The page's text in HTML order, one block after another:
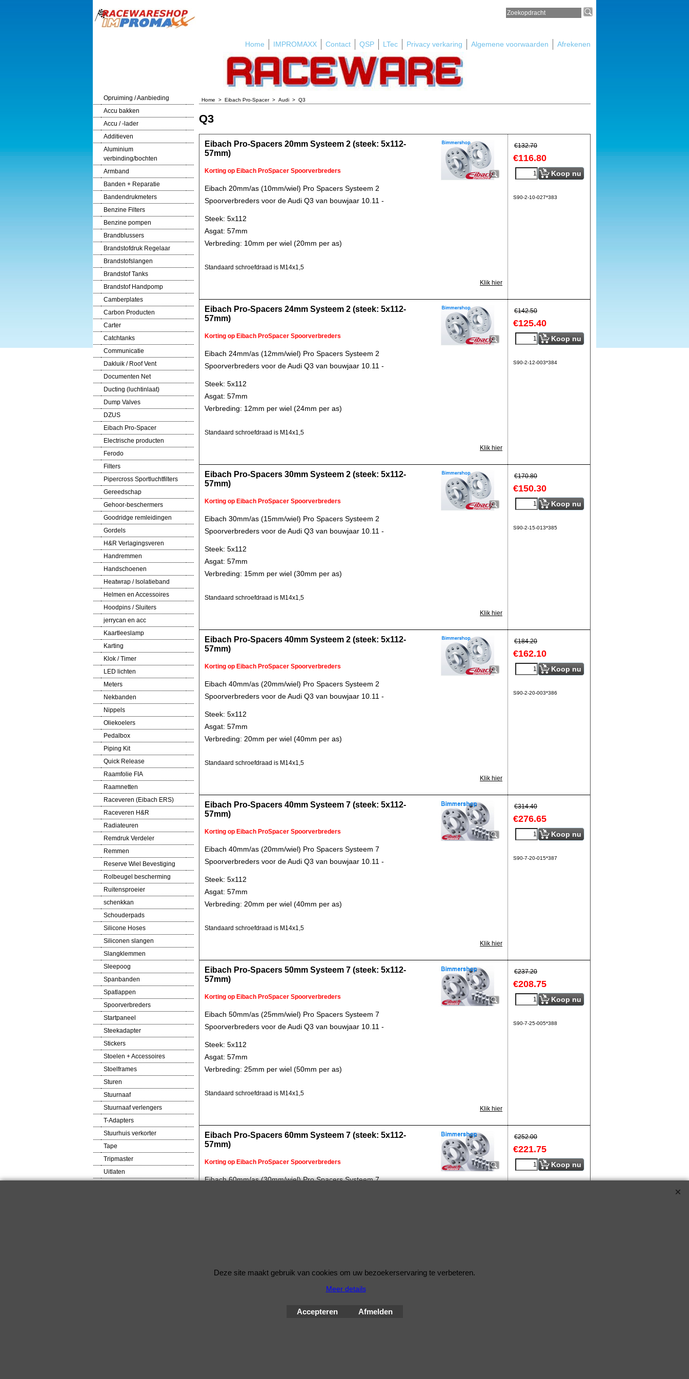
Home IMPROMAXX Contact QSP LTec Privacy verkaring Algemene voorwaarden Afrekenen
Opruiming / Aanbieding
Accu bakken
Accu / -lader
Additieven
Aluminium
verbinding/bochten
Armband
Banden + Reparatie
Bandendrukmeters
Benzine Filters
Benzine pompen
Brandblussers
Brandstofdruk Regelaar
Brandstofslangen
Brandstof Tanks
Brandstof Handpomp
Camberplates
Carbon Producten
Carter
Catchtanks
Communicatie
Dakluik / Roof Vent
Documenten Net
Ducting (luchtinlaat)
Dump Valves
DZUS
Eibach Pro-Spacer
Electrische producten
Ferodo
Filters
Pipercross Sportluchtfilters
Gereedschap
Gehoor-beschermers
Goodridge remleidingen
Gordels
H&R Verlagingsveren
Handremmen
Handschoenen
Heatwrap / Isolatieband
Helmen en Accessoires
Hoodpins / Sluiters
jerrycan en acc
Kaartleeslamp
Karting
Klok / Timer
LED lichten
Meters
Nekbanden
Nippels
Oliekoelers
Pedalbox
Piping Kit
Quick Release
Raamfolie FIA
Raamnetten
Raceveren (Eibach ERS)
Raceveren H&R
Radiateuren
Remdruk Verdeler
Remmen
Reserve Wiel Bevestiging
Rolbeugel bescherming
Ruitensproeier
schenkkan
Schouderpads
Silicone Hoses
Siliconen slangen
Slangklemmen
Sleepoog
Spanbanden
Spatlappen
Spoorverbreders
Startpaneel
Steekadapter
Stickers
Stoelen + Accessoires
Stoelframes
Sturen
Stuurnaaf
Stuurnaaf verlengers
T-Adapters
Stuurhuis verkorter
Tape
Tripmaster
Uitlaten
Home > Eibach Pro-Spacer> Audi > Q3
Q3
€132.70
€116.80
Koop nu
S90-2-10-027*383
Eibach Pro-Spacers 20mm Systeem 2 (steek: 5x112-
57mm)
Korting op Eibach ProSpacer Spoorverbreders
Eibach 20mm/as (10mm/wiel) Pro Spacers Systeem 2
Spoorverbreders voor de Audi Q3 van bouwjaar 10.11 -
Steek: 5x112
Asgat: 57mm
Verbreding: 10mm per wiel (20mm per as)
Standaard schroefdraad is M14x1,5
Klik hier
€142.50
€125.40
Koop nu
S90-2-12-003*384
Eibach Pro-Spacers 24mm Systeem 2 (steek: 5x112-
57mm)
Korting op Eibach ProSpacer Spoorverbreders
Eibach 24mm/as (12mm/wiel) Pro Spacers Systeem 2
Spoorverbreders voor de Audi Q3 van bouwjaar 10.11 -
Steek: 5x112
Asgat: 57mm
Verbreding: 12mm per wiel (24mm per as)
Standaard schroefdraad is M14x1,5
Klik hier
€170.80
€150.30
Koop nu
S90-2-15-013*385
Eibach Pro-Spacers 30mm Systeem 2 (steek: 5x112-
57mm)
Korting op Eibach ProSpacer Spoorverbreders
Eibach 30mm/as (15mm/wiel) Pro Spacers Systeem 2
Spoorverbreders voor de Audi Q3 van bouwjaar 10.11 -
Steek: 5x112
Asgat: 57mm
Verbreding: 15mm per wiel (30mm per as)
Standaard schroefdraad is M14x1,5
Klik hier
€184.20
€162.10
Koop nu
S90-2-20-003*386
Eibach Pro-Spacers 40mm Systeem 2 (steek: 5x112-
57mm)
Korting op Eibach ProSpacer Spoorverbreders
Eibach 40mm/as (20mm/wiel) Pro Spacers Systeem 2
Spoorverbreders voor de Audi Q3 van bouwjaar 10.11 -
Steek: 5x112
Asgat: 57mm
Verbreding: 20mm per wiel (40mm per as)
Standaard schroefdraad is M14x1,5
Klik hier
€314.40
€276.65
Koop nu
S90-7-20-015*387
Eibach Pro-Spacers 40mm Systeem 7 (steek: 5x112-
57mm)
Korting op Eibach ProSpacer Spoorverbreders
Eibach 40mm/as (20mm/wiel) Pro Spacers Systeem 7
Spoorverbreders voor de Audi Q3 van bouwjaar 10.11 -
Steek: 5x112
Asgat: 57mm
Verbreding: 20mm per wiel (40mm per as)
Standaard schroefdraad is M14x1,5
Klik hier
€237.20
€208.75
Koop nu
S90-7-25-005*388
Eibach Pro-Spacers 50mm Systeem 7 (steek: 5x112-
57mm)
Korting op Eibach ProSpacer Spoorverbreders
Eibach 50mm/as (25mm/wiel) Pro Spacers Systeem 7
Spoorverbreders voor de Audi Q3 van bouwjaar 10.11 -
Steek: 5x112
Asgat: 57mm
Verbreding: 25mm per wiel (50mm per as)
Standaard schroefdraad is M14x1,5
Klik hier
€252.00
€221.75
Koop nu
Eibach Pro-Spacers 60mm Systeem 7 (steek: 5x112-
57mm)
Korting op Eibach ProSpacer Spoorverbreders
Eibach 60mm/as (30mm/wiel) Pro Spacers Systeem 7
2026 sinds 1998
Deze site maakt gebruik van cookies om uw bezoekerservaring te verbeteren.
Meer details
Accepteren Afmelden